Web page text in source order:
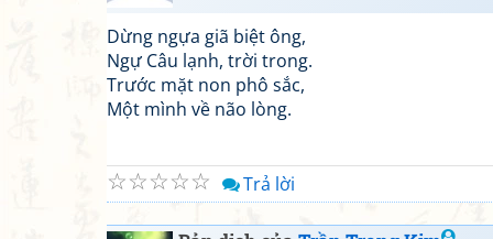
Dừng ngựa giã biệt ông,
Ngự Câu lạnh, trời trong.
Trước mặt non phô sắc,
Một mình về não lòng.
☆
☆
☆
☆
☆ Trả lời